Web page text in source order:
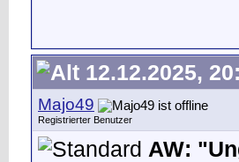
12.12.2025,
Majo49
Registrierter Benutzer
AW: